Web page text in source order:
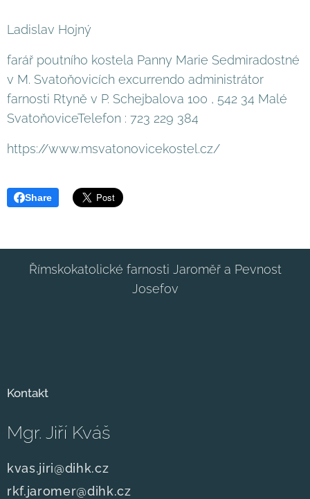
Ladislav Hojný
farář poutního kostela Panny Marie Sedmiradostné
v M. Svatoňovicích excurrendo administrátor
farnosti Rtyně v P. Schejbalova 100 , 542 34 Malé
SvatoňoviceTelefon : 723 229 384
https://www.msvatonovicekostel.cz/
Share
Římskokatolické farnosti Jaroměř a Pevnost
Josefov
Kontakt
Mgr. Jiří Kváš
kvas.jiri@dihk.cz
rkf.jaromer@dihk.cz